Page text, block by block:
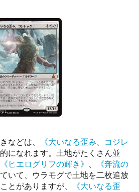
などは、
《大いなる歪み、コジレ
になれます。土地がたくさん並
《ヒエログリフの輝き》 、
《奔流の
いて、ウラモグで土地を二枚追放
とがありますが、
《大いなる歪